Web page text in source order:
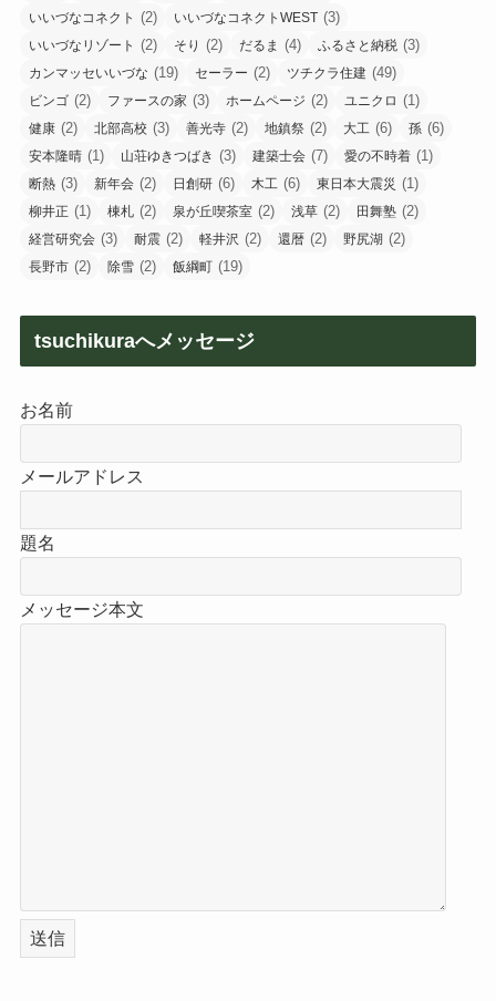
いいづなコネクト (2) いいづなコネクトWEST (3)
いいづなリゾート (2) そり (2) だるま (4) ふるさと納税 (3)
カンマッセいいづな (19) セーラー (2) ツチクラ住建 (49)
ビンゴ (2) ファースの家 (3) ホームページ (2) ユニクロ (1)
健康 (2) 北部高校 (3) 善光寺 (2) 地鎮祭 (2) 大工 (6) 孫 (6)
安本隆晴 (1) 山荘ゆきつばき (3) 建築士会 (7) 愛の不時着 (1)
断熱 (3) 新年会 (2) 日創研 (6) 木工 (6) 東日本大震災 (1)
柳井正 (1) 棟札 (2) 泉が丘喫茶室 (2) 浅草 (2) 田舞塾 (2)
経営研究会 (3) 耐震 (2) 軽井沢 (2) 還暦 (2) 野尻湖 (2)
長野市 (2) 除雪 (2) 飯綱町 (19)
tsuchikuraへメッセージ
お名前
メールアドレス
題名
メッセージ本文